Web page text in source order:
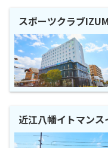
スポーツクラブ
近江八幡イトマン